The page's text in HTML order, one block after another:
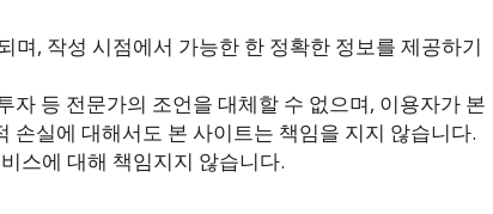
며, 작성 시점에서 가능한 한 정확한 정보를 제공하기
자 등 전문가의 조언을 대체할 수 없으며, 이용자가 본
실에 대해서도 본 사이트는 책임을 지지 않습니다.
스에 대해 책임지지 않습니다.